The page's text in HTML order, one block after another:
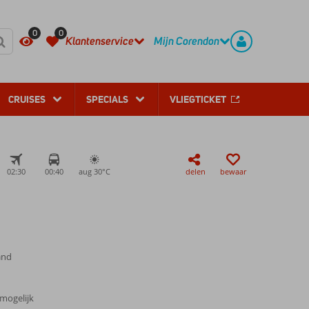
0 0
Klantenservice Mijn Corendon
CRUISES SPECIALS VLIEGTICKET
02:30 00:40 aug 30°C delen bewaar